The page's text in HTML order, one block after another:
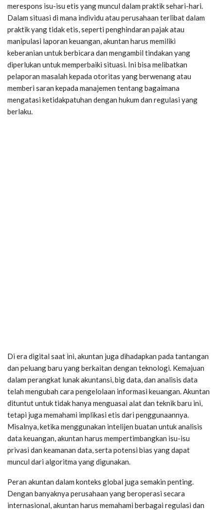
merespons isu-isu etis yang muncul dalam praktik sehari-hari.
Dalam situasi di mana individu atau perusahaan terlibat dalam
praktik yang tidak etis, seperti penghindaran pajak atau
manipulasi laporan keuangan, akuntan harus memiliki
keberanian untuk berbicara dan mengambil tindakan yang
diperlukan untuk memperbaiki situasi. Ini bisa melibatkan
pelaporan masalah kepada otoritas yang berwenang atau
memberi saran kepada manajemen tentang bagaimana
mengatasi ketidakpatuhan dengan hukum dan regulasi yang
berlaku.
Di era digital saat ini, akuntan juga dihadapkan pada tantangan
dan peluang baru yang berkaitan dengan teknologi. Kemajuan
dalam perangkat lunak akuntansi, big data, dan analisis data
telah mengubah cara pengelolaan informasi keuangan. Akuntan
dituntut untuk tidak hanya menguasai alat dan teknik baru ini,
tetapi juga memahami implikasi etis dari penggunaannya.
Misalnya, ketika menggunakan intelijen buatan untuk analisis
data keuangan, akuntan harus mempertimbangkan isu-isu
privasi dan keamanan data, serta potensi bias yang dapat
muncul dari algoritma yang digunakan.
Peran akuntan dalam konteks global juga semakin penting.
Dengan banyaknya perusahaan yang beroperasi secara
internasional, akuntan harus memahami berbagai regulasi dan